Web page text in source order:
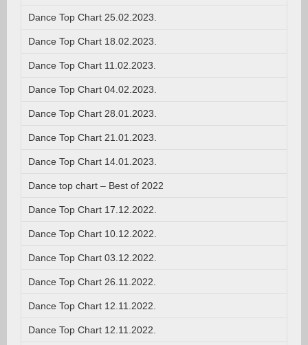
Dance Top Chart 25.02.2023.
Dance Top Chart 18.02.2023.
Dance Top Chart 11.02.2023.
Dance Top Chart 04.02.2023.
Dance Top Chart 28.01.2023.
Dance Top Chart 21.01.2023.
Dance Top Chart 14.01.2023.
Dance top chart – Best of 2022
Dance Top Chart 17.12.2022.
Dance Top Chart 10.12.2022.
Dance Top Chart 03.12.2022.
Dance Top Chart 26.11.2022.
Dance Top Chart 12.11.2022.
Dance Top Chart 12.11.2022.